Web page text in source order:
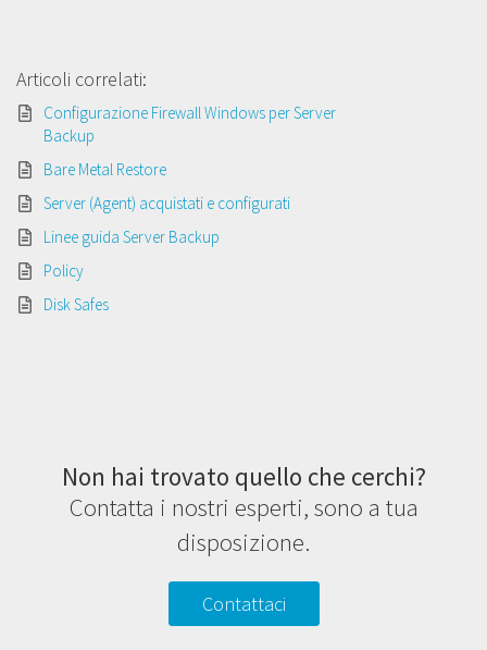
Articoli correlati:
Configurazione Firewall Windows per Server
Backup
Bare Metal Restore
Server (Agent) acquistati e configurati
Linee guida Server Backup
Policy
Disk Safes
Non hai trovato quello che cerchi?
Contatta i nostri esperti, sono a tua
disposizione.
Contattaci